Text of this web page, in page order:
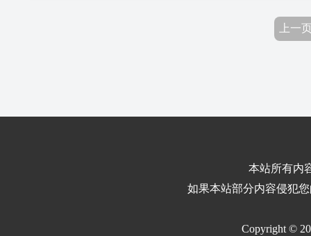
上一
本站所有内
如果本站部分内容侵犯
Copyright ©